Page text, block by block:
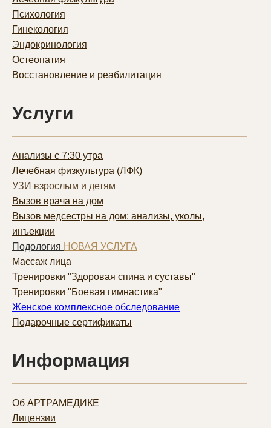
Психология
Гинекология
Эндокринология
Остеопатия
Восстановление и реабилитация
Услуги
Анализы с 7:30 утра
Лечебная физкультура (ЛФК)
УЗИ взрослым и детям
Вызов врача на дом
Вызов медсестры на дом: анализы, уколы,
инъекции
Подология НОВАЯ УСЛУГА
Массаж лица
Тренировки "Здоровая спина и суставы"
Тренировки "Боевая гимнастика"
Женское комплексное обследование
Подарочные сертификаты
Информация
Об АРТРАМЕДИКЕ
Лицензии